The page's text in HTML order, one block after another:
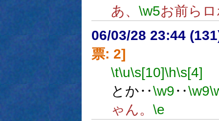
あ、 \w5お前ら
06/03/28 23:44
票: 2]
\t\u\s[10]\h\s[4]
とか‥\w9‥\w9
ゃん。 \e